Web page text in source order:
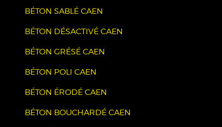
BÉTON SABLÉ CAEN
BÉTON DÉSACTIVÉ CAEN
BÉTON GRÉSÉ CAEN
BÉTON POLI CAEN
BÉTON ÉRODÉ CAEN
BÉTON BOUCHARDÉ CAEN